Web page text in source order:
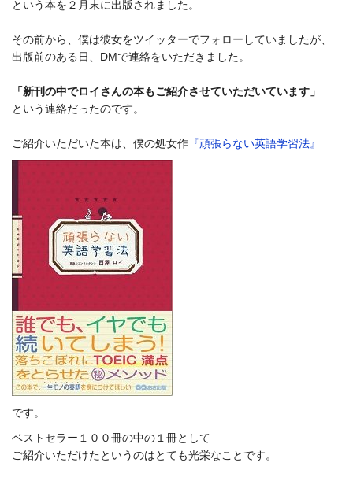
という本を２月末に出版されました。
その前から、僕は彼女をツイッターでフォローしていましたが、
出版前のある日、DMで連絡をいただきました。
「新刊の中でロイさんの本もご紹介させていただいています」
という連絡だったのです。
ご紹介いただいた本は、僕の処女作 『頑張らない英語学習法』
です。
ベストセラー１００冊の中の１冊として
ご紹介いただけたというのはとても光栄なことです。